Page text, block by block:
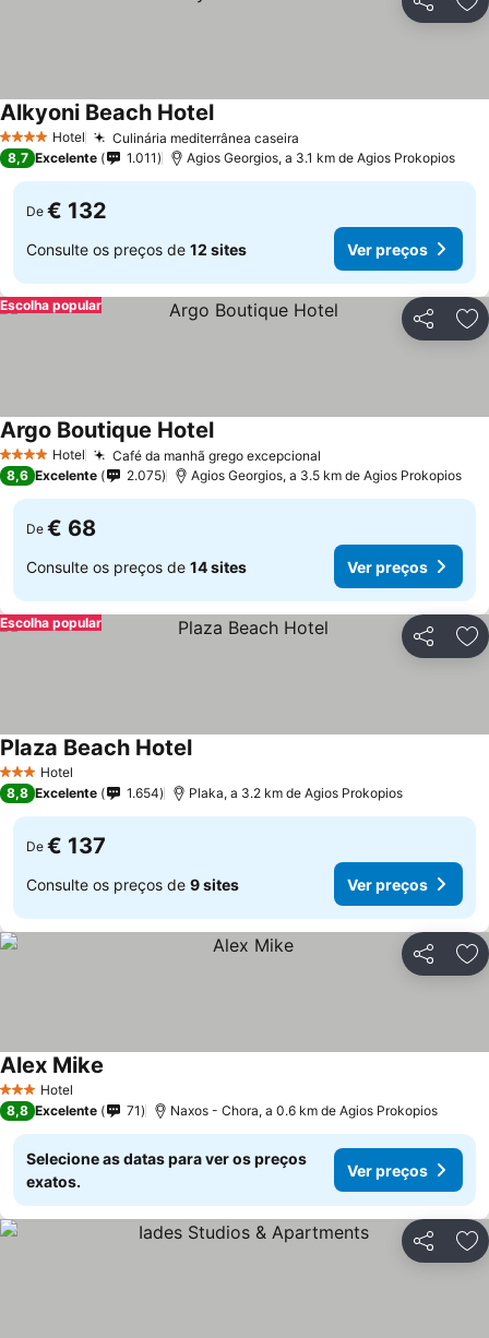
Partilhar
4 EstrelasHotel Culinária mediterrânea caseira
Alkyoni Beach Hotel
8,7 Excelente 1.011 Agios Georgios, a 3.1 km de Agios Prokopios
De € 132
Consulte os preços de 12 sites Ver preços
Partilhar
Escolha popular
4 EstrelasHotel Café da manhã grego excepcional
Argo Boutique Hotel
8,6 Excelente 2.075 Agios Georgios, a 3.5 km de Agios Prokopios
De € 68
Consulte os preços de 14 sites Ver preços
Partilhar
Escolha popular
3 EstrelasHotel
Plaza Beach Hotel
8,8 Excelente 1.654 Plaka, a 3.2 km de Agios Prokopios
De € 137
Consulte os preços de 9 sites Ver preços
Partilhar
3 EstrelasHotel
Alex Mike
8,8 Excelente 71 Naxos - Chora, a 0.6 km de Agios Prokopios
Selecione as datas para ver os preços
exatos.
Ver preços
Partilhar